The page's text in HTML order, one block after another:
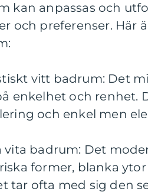
kan anpassas och
och preferenser. Här
vitt badrum: Det
enkelhet och renhet.
och enkel men
vita badrum: Det
former, blanka
tar ofta med sig den